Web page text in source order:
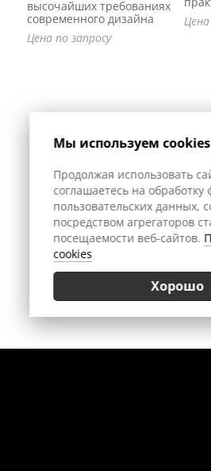
высочайших требованиях
современного дизайна
Цена по запросу
Цена
Мы используем cookies
Продолжая использовать
соглашаетесь на
пользовательских данных,
посредством агрегаторов
посещаемости веб-сайтов.
cookies
Хорошо